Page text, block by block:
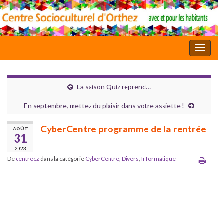
La saison Quiz reprend…
En septembre, mettez du plaisir dans votre assiette !
AOÛT
31
2023
CyberCentre programme de la rentrée
De centreoz dans la catégorie CyberCentre, Divers, Informatique